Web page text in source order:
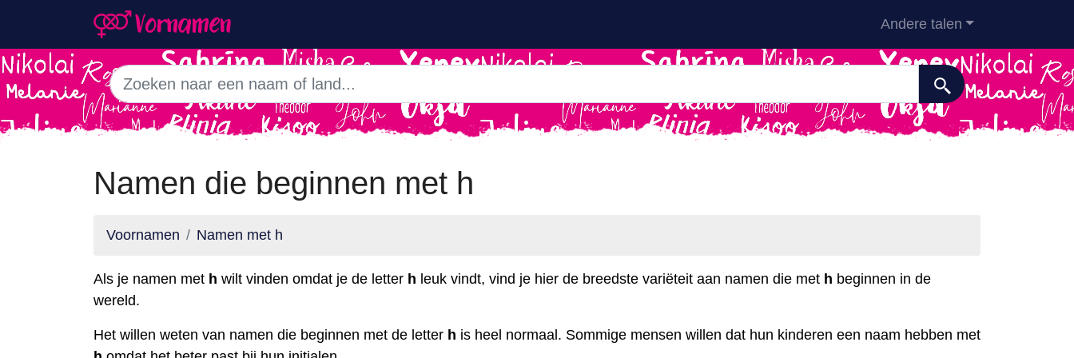
Andere talen
Namen die beginnen met h
Voornamen Namen met h
Als je namen met h wilt vinden omdat je de letter h leuk vindt, vind je hier de breedste variëteit aan namen die met h beginnen in de
wereld.
Het willen weten van namen die beginnen met de letter h is heel normaal. Sommige mensen willen dat hun kinderen een naam hebben met